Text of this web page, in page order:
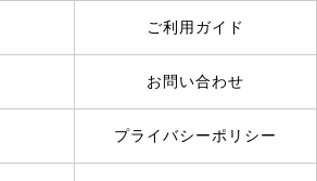
ご利用ガイド
お問い合わせ
プライバシーポリシー